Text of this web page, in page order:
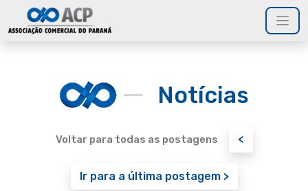
Notícias
Voltar para todas as postagens <
Ir para a última postagem >